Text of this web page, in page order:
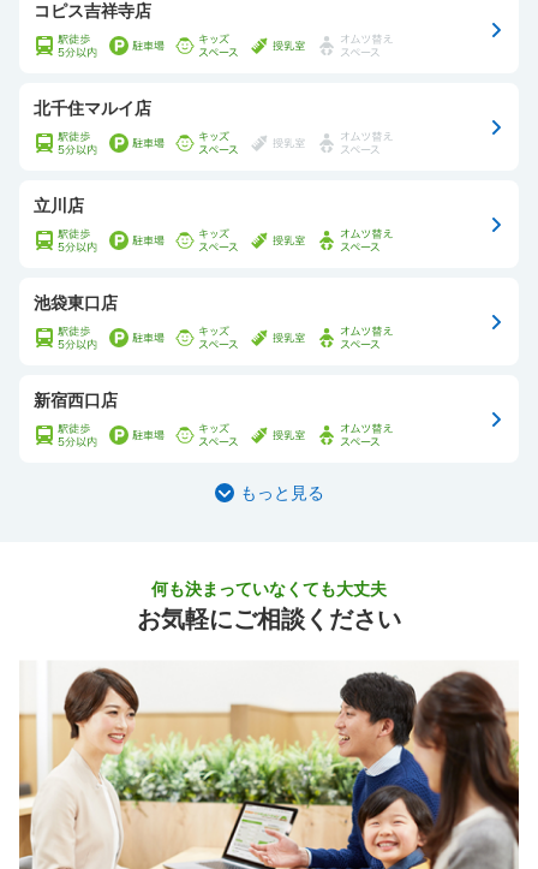
コピス吉祥寺店
北千住マルイ店
立川店
池袋東口店
新宿西口店
もっと見る
何も決まっていなくても大丈夫
お気軽にご相談ください